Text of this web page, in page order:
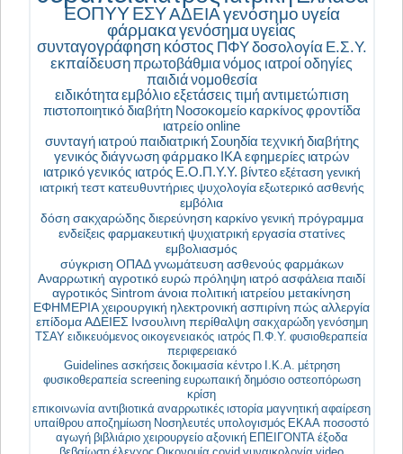
ΕΟΠΥΥ ΕΣΥΑΔΕΙΑγενόσημο υγεία
φάρμακαγενόσημα υγείας
συνταγογράφηση κόστος ΠΦΥδοσολογία Ε.Σ.Υ.
εκπαίδευσηπρωτοβάθμιανόμος ιατροίοδηγίες
παιδιάνομοθεσία
ειδικότητα εμβόλιο εξετάσεις τιμή αντιμετώπιση
πιστοποιητικό διαβήτη Νοσοκομείο καρκίνος φροντίδα
ιατρείοonline
συνταγή ιατρού παιδιατρική Σουηδία τεχνική διαβήτης
γενικός διάγνωση φάρμακο ΙΚΑ εφημερίες ιατρών
ιατρικό γενικός ιατρός Ε.Ο.Π.Υ.Υ. βίντεο εξέταση γενική
ιατρική τεστ κατευθυντήριες ψυχολογία εξωτερικό ασθενής
εμβόλια
δόση σακχαρώδης διερεύνηση καρκίνο γενική πρόγραμμα
ενδείξεις φαρμακευτική ψυχιατρική εργασία στατίνες
εμβολιασμός
σύγκριση ΟΠΑΔ γνωμάτευση ασθενούς φαρμάκων
Αναρρωτική αγροτικό ευρώ πρόληψη ιατρό ασφάλεια παιδί
αγροτικός Sintrom άνοια πολιτική ιατρείου μετακίνηση
ΕΦΗΜΕΡΙΑ χειρουργική ηλεκτρονική ασπιρίνη πώς αλλεργία
επίδομα ΑΔΕΙΕΣ Ινσουλινη περίθαλψη σακχαρώδη γενόσημη
ΤΣΑΥ ειδικευόμενος οικογενειακός ιατρός Π.Φ.Υ. φυσιοθεραπεία
περιφερειακό
Guidelines ασκήσεις δοκιμασία κέντρο Ι.Κ.Α. μέτρηση
φυσικοθεραπεία screening ευρωπαική δημόσιο οστεοπόρωση
κρίση
επικοινωνία αντιβιοτικά αναρρωτικές ιστορία μαγνητική αφαίρεση
υπαίθρου αποζημίωση Νοσηλευτές υπολογισμός ΕΚΑΑ ποσοστό
αγωγή βιβλιάριο χειρουργείο αξονική ΕΠΕΙΓΟΝΤΑ έξοδα